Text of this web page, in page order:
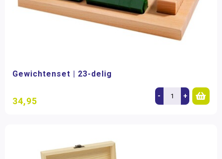
Gewichtenset | 23-delig
34,95 - +